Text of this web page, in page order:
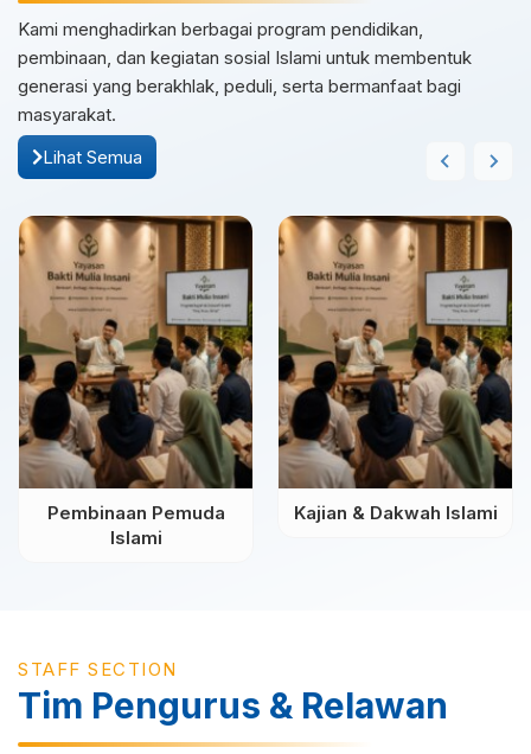
Kami menghadirkan berbagai program pendidikan,
pembinaan, dan kegiatan sosial Islami untuk membentuk
generasi yang berakhlak, peduli, serta bermanfaat bagi
masyarakat.
Lihat Semua
Pembinaan Pemuda
Islami
Kajian & Dakwah Islami
STAFF SECTION
Tim Pengurus & Relawan